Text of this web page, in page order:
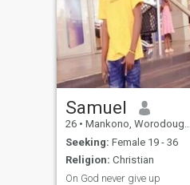
Samuel
26 • Mankono, Worodougou, Cote d'Ivoire
Seeking: Female 19 - 36
Religion: Christian
On God never give up